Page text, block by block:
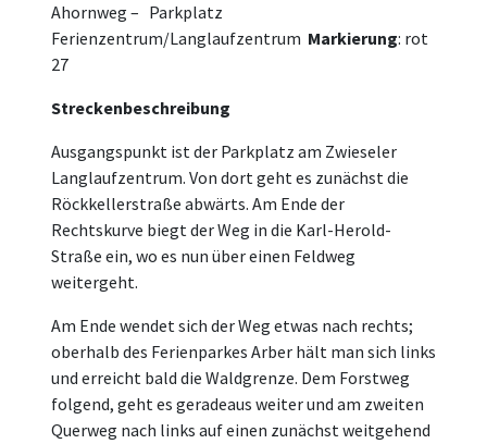
Ahornweg – Parkplatz
Ferienzentrum/Langlaufzentrum Markierung: rot
27
Streckenbeschreibung
Ausgangspunkt ist der Parkplatz am Zwieseler
Langlaufzentrum. Von dort geht es zunächst die
Röckkellerstraße abwärts. Am Ende der
Rechtskurve biegt der Weg in die Karl-Herold-
Straße ein, wo es nun über einen Feldweg
weitergeht.
Am Ende wendet sich der Weg etwas nach rechts;
oberhalb des Ferienparkes Arber hält man sich links
und erreicht bald die Waldgrenze. Dem Forstweg
folgend, geht es geradeaus weiter und am zweiten
Querweg nach links auf einen zunächst weitgehend